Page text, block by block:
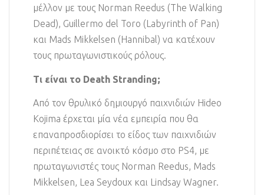
μέλλον με τους Norman Reedus (The Walking
Dead), Guillermo del Toro (Labyrinth of Pan)
και Mads Mikkelsen (Hannibal) να κατέχουν
τους πρωταγωνιστικούς ρόλους.
Τι είναι το Death Stranding;
Από τον θρυλικό δημιουργό παιχνιδιών Hideo
Kojima έρχεται μία νέα εμπειρία που θα
επαναπροσδιορίσει το είδος των παιχνιδιών
περιπέτειας σε ανοικτό κόσμο στο PS4, με
πρωταγωνιστές τους Norman Reedus, Mads
Mikkelsen, Lea Seydoux και Lindsay Wagner.